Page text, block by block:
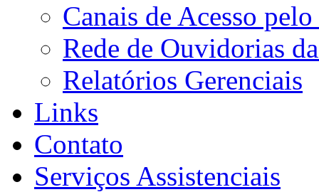
Canais de Acesso
Rede de Ouvidorias
Relatórios Gerenciais
Links
Contato
Serviços Assistenciais